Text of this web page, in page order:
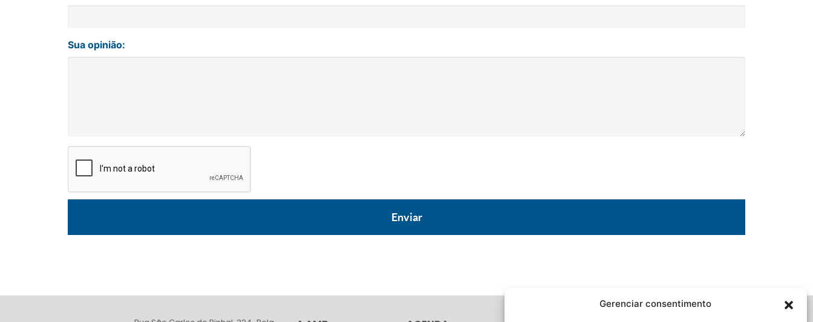
Gerenciar consentimento
Sua opinião: